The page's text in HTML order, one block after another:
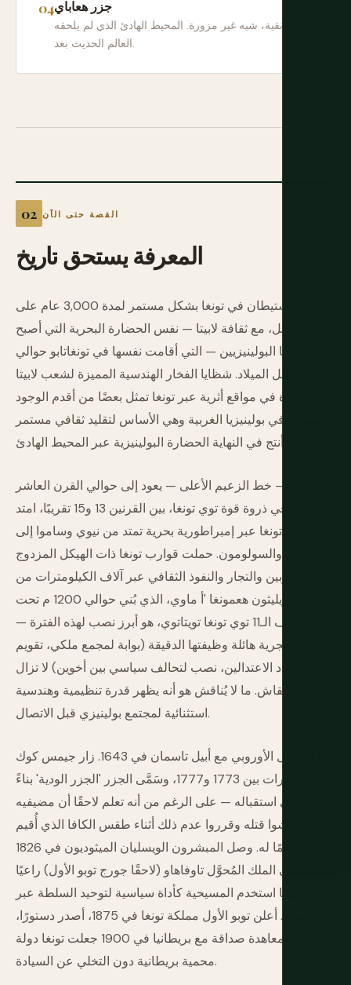
جزر هعاباي
نائية، نقية، شبه غير مزورة. المحيط الهادئ الذي لم يلحقه
العالم الحديث بعد.
القصة حتى الآن
تاريخيستحقالمعرفة
تم الاستيطان في تونغا بشكل مستمر لمدة 3,000 عام على
الأقل، مع ثقافة لابيتا — نفس الحضارة البحرية التي أصبح
أحفادها البولينيزيين — التي أقامت نفسها في تونغاتابو حوالي
1000 قبل الميلاد. شظايا الفخار الهندسية المميزة لشعب لابيتا
الموجودة في مواقع أثرية عبر تونغا تمثل بعضًا من أقدم الوجود
البشري في بولينيزيا الغربية وهي الأساس لتقليد ثقافي مستمر
توي تونغا — خط الزعيم الأعلى — يعود إلى حوالي القرن العاشر
الميلادي. في ذروة قوة توي تونغا، بين القرنين 13 و15 تقريبًا، امتد
نفوذ تونغا عبر إمبراطورية بحرية تمتد من نيوي وساموا إلى
فيجي والسولومون. حملت قوارب تونغا ذات الهيكل المزدوج
المحاربين والتجار والنفوذ الثقافي عبر آلاف الكيلومترات من
المحيط. تريليثون هعمونغا 'أ ماوي، الذي بُني حوالي 1200 م تحت
إشراف الـ11 توي تونغا تويتاتوي، هو أبرز نصب لهذه الفترة —
بوابة حجرية هائلة وظيفتها الدقيقة (بوابة لمجمع ملكي، تقويم
فلكي يحدد الاعتدالين، نصب لتحالف سياسي بين أخوين) لا تزال
محل نقاش. ما لا يُناقش هو أنه يظهر قدرة تنظيمية وهندسية
استثنائية لمجتمع بولينيزي قبل الاتصال.
بدأ الاتصال الأوروبي مع أبيل تاسمان في 1643. زار جيمس كوك
ثلاث مرات بين 1773 و1777، وسَمَّى الجزر 'الجزر الودية' بناءً
على استقباله — على الرغم من أنه تعلم لاحقًا أن مضيفيه
ناقشوا قتله وقرروا عدم ذلك أثناء طقس الكافا الذي أُقيم
تكريمًا له. وصل المبشرون الويسليان الميثوديون في 1826
ووجدوا في الملك المُحوَّل تاوفاهاو (لاحقًا جورج توبو الأول) راعيًا
قويًا استخدم المسيحية كأداة سياسية لتوحيد السلطة عبر
الأرخبيل. أعلن توبو الأول مملكة تونغا في 1875، أصدر دستورًا،
ووقَّع معاهدة صداقة مع بريطانيا في 1900 جعلت تونغا دولة
محمية بريطانية دون التخلي عن السيادة.